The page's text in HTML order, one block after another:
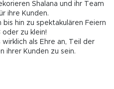
Shalana und ihr Team
ihre Kunden.
hin zu spektakulären Feiern
zu klein!
als Ehre an, Teil der
ihrer Kunden zu sein.